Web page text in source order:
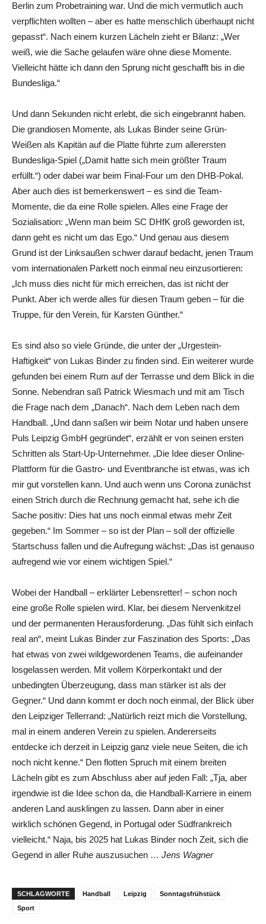
Berlin zum Probetraining war. Und die mich vermutlich auch
verpflichten wollten – aber es hatte menschlich überhaupt nicht
gepasst“. Nach einem kurzen Lächeln zieht er Bilanz: „Wer
weiß, wie die Sache gelaufen wäre ohne diese Momente.
Vielleicht hätte ich dann den Sprung nicht geschafft bis in die
Bundesliga.“
Und dann Sekunden nicht erlebt, die sich eingebrannt haben.
Die grandiosen Momente, als Lukas Binder seine Grün-
Weißen als Kapitän auf die Platte führte zum allerersten
Bundesliga-Spiel („Damit hatte sich mein größter Traum
erfüllt.“) oder dabei war beim Final-Four um den DHB-Pokal.
Aber auch dies ist bemerkenswert – es sind die Team-
Momente, die da eine Rolle spielen. Alles eine Frage der
Sozialisation: „Wenn man beim SC DHfK groß geworden ist,
dann geht es nicht um das Ego.“ Und genau aus diesem
Grund ist der Linksaußen schwer darauf bedacht, jenen Traum
vom internationalen Parkett noch einmal neu einzusortieren:
„Ich muss dies nicht für mich erreichen, das ist nicht der
Punkt. Aber ich werde alles für diesen Traum geben – für die
Truppe, für den Verein, für Karsten Günther.“
Es sind also so viele Gründe, die unter der „Urgestein-
Haftigkeit“ von Lukas Binder zu finden sind. Ein weiterer wurde
gefunden bei einem Rum auf der Terrasse und dem Blick in die
Sonne. Nebendran saß Patrick Wiesmach und mit am Tisch
die Frage nach dem „Danach“. Nach dem Leben nach dem
Handball. „Und dann saßen wir beim Notar und haben unsere
Puls Leipzig GmbH gegründet“, erzählt er von seinen ersten
Schritten als Start-Up-Unternehmer. „Die Idee dieser Online-
Plattform für die Gastro- und Eventbranche ist etwas, was ich
mir gut vorstellen kann. Und auch wenn uns Corona zunächst
einen Strich durch die Rechnung gemacht hat, sehe ich die
Sache positiv: Dies hat uns noch einmal etwas mehr Zeit
gegeben.“ Im Sommer – so ist der Plan – soll der offizielle
Startschuss fallen und die Aufregung wächst: „Das ist genauso
aufregend wie vor einem wichtigen Spiel.“
Wobei der Handball – erklärter Lebensretter! – schon noch
eine große Rolle spielen wird. Klar, bei diesem Nervenkitzel
und der permanenten Herausforderung. „Das fühlt sich einfach
real an“, meint Lukas Binder zur Faszination des Sports: „Das
hat etwas von zwei wildgewordenen Teams, die aufeinander
losgelassen werden. Mit vollem Körperkontakt und der
unbedingten Überzeugung, dass man stärker ist als der
Gegner.“ Und dann kommt er doch noch einmal, der Blick über
den Leipziger Tellerrand: „Natürlich reizt mich die Vorstellung,
mal in einem anderen Verein zu spielen. Andererseits
entdecke ich derzeit in Leipzig ganz viele neue Seiten, die ich
noch nicht kenne.“ Den flotten Spruch mit einem breiten
Lächeln gibt es zum Abschluss aber auf jeden Fall: „Tja, aber
irgendwie ist die Idee schon da, die Handball-Karriere in einem
anderen Land ausklingen zu lassen. Dann aber in einer
wirklich schönen Gegend, in Portugal oder Südfrankreich
vielleicht.“ Naja, bis 2025 hat Lukas Binder noch Zeit, sich die
Gegend in aller Ruhe auszusuchen … Jens Wagner
SCHLAGWORTE Handball Leipzig
Sonntagsfrühstück
Sport